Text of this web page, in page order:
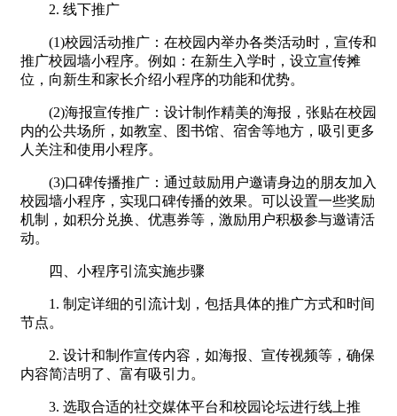
2. 线下推广
(1)校园活动推广：在校园内举办各类活动时，宣传和
推广校园墙小程序。例如：在新生入学时，设立宣传摊
位，向新生和家长介绍小程序的功能和优势。
(2)海报宣传推广：设计制作精美的海报，张贴在校园
内的公共场所，如教室、图书馆、宿舍等地方，吸引更多
人关注和使用小程序。
(3)口碑传播推广：通过鼓励用户邀请身边的朋友加入
校园墙小程序，实现口碑传播的效果。可以设置一些奖励
机制，如积分兑换、优惠券等，激励用户积极参与邀请活
动。
四、小程序引流实施步骤
1. 制定详细的引流计划，包括具体的推广方式和时间
节点。
2. 设计和制作宣传内容，如海报、宣传视频等，确保
内容简洁明了、富有吸引力。
3. 选取合适的社交媒体平台和校园论坛进行线上推